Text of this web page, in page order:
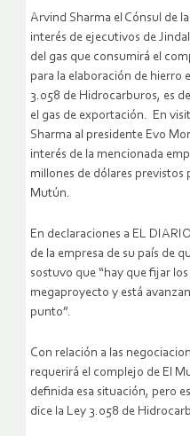
Arvind Sharma el Cónsul de
interés de ejecutivos de
del gas que consumirá el
para la elaboración de hierro
3.058 de Hidrocarburos, es
el gas de exportación. En
Sharma al presidente Evo
interés de la mencionada
millones de dólares previstos
Mutún.
En declaraciones a EL
de la empresa de su país de
sostuvo que “hay que fijar
megaproyecto y está
punto”.
Con relación a las
requerirá el complejo de El
definida esa situación, pero
dice la Ley 3.058 de